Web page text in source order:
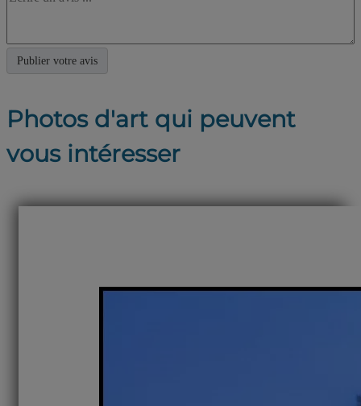
Photos d'art qui peuvent
vous intéresser